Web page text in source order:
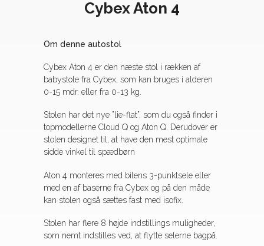
Cybex Aton 4
Om denne autostol
Cybex Aton 4 er den næste stol i rækken af
babystole fra Cybex, som kan bruges i alderen
0-15 mdr. eller fra 0-13 kg.
Stolen har det nye ”lie-flat”, som du også finder i
topmodellerne Cloud Q og Aton Q. Derudover er
stolen designet til, at have den mest optimale
sidde vinkel til spædbørn
Aton 4 monteres med bilens 3-punktsele eller
med en af baserne fra Cybex og på den måde
kan stolen også sættes fast med isofix.
Stolen har flere 8 højde indstillings muligheder,
som nemt indstilles ved, at flytte selerne bagpå.